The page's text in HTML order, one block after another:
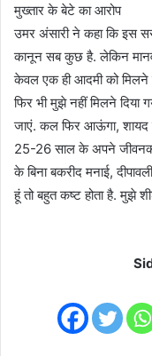
मुख्तार के बेटे का आरोप
उमर अंसारी ने कहा कि इस
कानून सब कुछ है. लेकिन
केवल एक ही आदमी को
फिर भी मुझे नहीं मिलने दिया
जाएं. कल फिर आऊंगा, शायद
25-26 साल के अपने
के बिना बकरीद मनाई,
हूं तो बहुत कष्ट होता है. मुझे